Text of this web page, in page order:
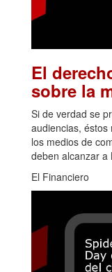
El
sobre la
Si de verdad se
audiencias, éstos
los medios de
deben alcanzar a
El Financiero